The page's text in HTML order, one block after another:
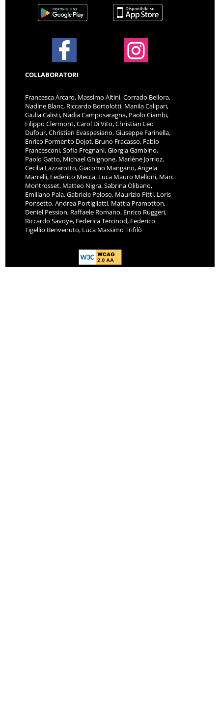
COLLABORATORI
Francesca Arcaro, Massimo Altini, Corrado Bellora,
Nadine Blanc, Riccardo Bortolotti, Manila Calipari,
Giulia Calisti, Nadia Camposaragna, Paolo Ciambi,
Filippo Clermont, Carol Di Vito, Christian Leo
Dufour, Christian Evaspasiano, Giuseppe Farinella,
Enrico Formento Dojot, Bruno Fracasso, Fabio
Francesconi, Sofia Fregnani, Giorgia Gambino,
Paolo Gatto, Michael Ghignone, Marlène Jorrioz,
Cecilia Lazzarotto, Giacomo Mangano, Angela
Marrelli, Federico Mecca, Luca Mauro Melloni, Marc
Montrosset, Matteo Nigra, Sabrina Olibano,
Emiliano Pala, Gabriele Peloso, Maurizio Pitti, Loris
Ponsetto, Andrea Portigliatti, Mattia Pramotton,
Deniel Pession, Raffaele Romano, Enrico Ruggeri,
Riccardo Savoye, Federica Tercinod, Federico
Tigellio Benvenuto, Luca Massimo Trifilò